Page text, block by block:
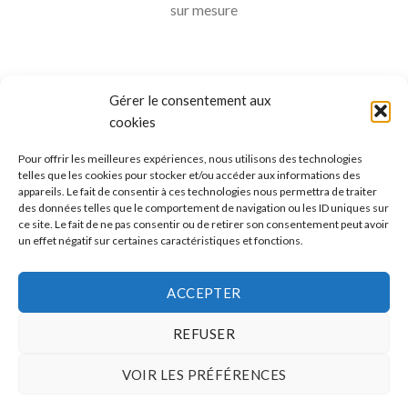
Gérer le consentement aux
cookies
Pour offrir les meilleures expériences, nous utilisons des technologies
telles que les cookies pour stocker et/ou accéder aux informations des
appareils. Le fait de consentir à ces technologies nous permettra de traiter
des données telles que le comportement de navigation ou les ID uniques sur
ce site. Le fait de ne pas consentir ou de retirer son consentement peut avoir
un effet négatif sur certaines caractéristiques et fonctions.
ACCEPTER
REFUSER
VOIR LES PRÉFÉRENCES
sur mesure
ALLO BOX DÉCO
Une question ?